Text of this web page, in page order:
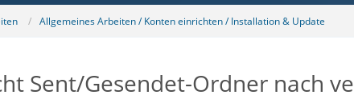
Allgemeines Arbeiten / Konten einrichten / Installation & Update
Sent/Gesendet-Ordner nach